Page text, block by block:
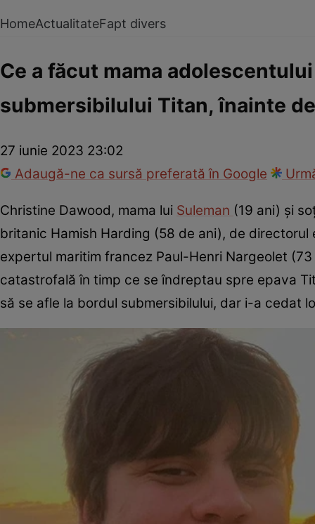
HomeActualitateFapt divers
Ce a făcut mama
submersibilului Titan, înainte
27 iunie 2023 23:02
Adaugă-ne ca sursă preferată în Google
Christine Dawood, mama lui Suleman (19 ani) și
britanic Hamish Harding (58 de ani), de
expertul maritim francez Paul-Henri Nargeolet
catastrofală în timp ce se îndreptau spre epava
să se afle la bordul submersibilului, dar i-a cedat